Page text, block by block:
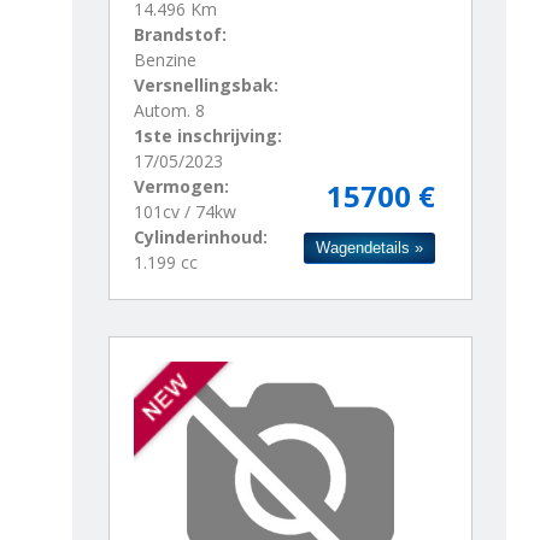
15700 €
14.496 Km
Brandstof:
Benzine
Versnellingsbak:
Autom. 8
1ste inschrijving:
17/05/2023
Vermogen:
101cv / 74kw
Cylinderinhoud:
1.199 cc
Wagendetails »